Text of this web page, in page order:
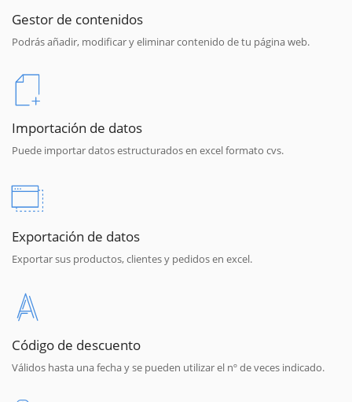
Gestor de contenidos
Podrás añadir, modificar y eliminar contenido de tu página web.
Importación de datos
Puede importar datos estructurados en excel formato cvs.
Exportación de datos
Exportar sus productos, clientes y pedidos en excel.
Código de descuento
Válidos hasta una fecha y se pueden utilizar el nº de veces indicado.